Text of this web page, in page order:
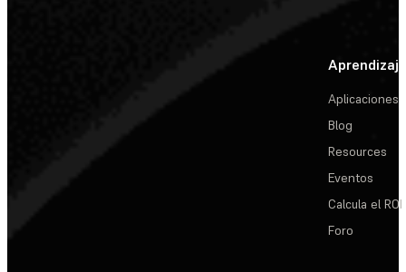
Aprendizaje
Aplicaciones
Blog
Resources
Eventos
Calcula el ROI
Foro